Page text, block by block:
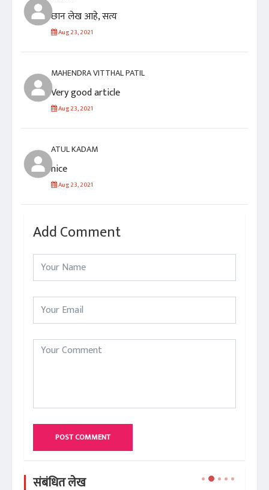
छान लेख आहे, सत्य
Aug 23, 2021
MAHENDRA VITTHAL PATIL
Very good article
Aug 23, 2021
ATUL KADAM
nice
Aug 23, 2021
Add Comment
POST COMMENT
संबंधित लेख